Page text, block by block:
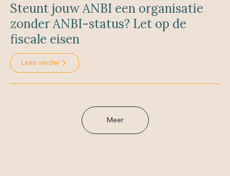
Steunt jouw ANBI een organisatie
zonder ANBI-status? Let op de
fiscale eisen
Lees verder
Meer